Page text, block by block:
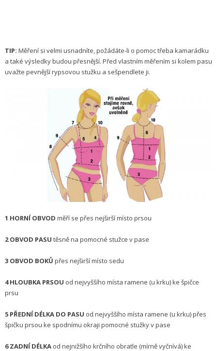
TIP: Měření si velmi usnadníte, požádáte-li o pomoc třeba kamarádku
a také výsledky budou přesnější. Před vlastním měřením si kolem pasu
uvažte pevnější rypsovou stužku a sešpendlete ji.
1 HORNÍ OBVOD měří se přes nejširší místo prsou
2 OBVOD PASU těsně na pomocné stužce v pase
3 OBVOD BOKŮ přes nejširší místo sedu
4 HLOUBKA PRSOU od nejvyššího místa ramene (u krku) ke špičce
prsu
5 PŘEDNÍ DÉLKA DO PASU od nejvyššího místa ramene (u krku) přes
špičku prsou ke spodnímu okraji pomocné stužky v pase
6 ZADNÍ DÉLKA od nejnižšího krčního obratle (mírně vyčnívá) ke